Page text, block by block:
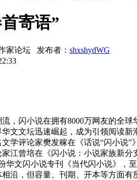
寄语”
家论坛 发布者： shxshydWG
流，闪小说在拥有8000万网友的全球
文文坛迅速崛起，成为引领阅读新
学评论家樊发稼在《话说“闪小说
江曾培在《闪小说：小说家族新
文闪小说专刊《当代闪小说》，
沿，但容量、刊期、开本等方面有